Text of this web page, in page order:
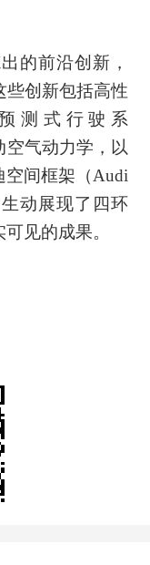
的前沿创新，
些创新包括高性
测式行驶系
空气动力学，以
空间框架（Audi
生动展现了四环
见的成果。